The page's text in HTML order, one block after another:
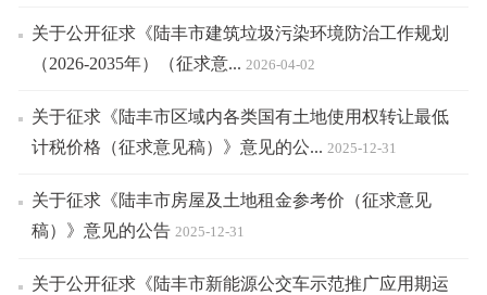
关于公开征求《陆丰市建筑垃圾污染环境防治工作规划
（2026-2035年）（征求意... 2026-04-02
关于征求《陆丰市区域内各类国有土地使用权转让最低
计税价格（征求意见稿）》意见的公... 2025-12-31
关于征求《陆丰市房屋及土地租金参考价（征求意见
稿）》意见的公告 2025-12-31
关于公开征求《陆丰市新能源公交车示范推广应用期运